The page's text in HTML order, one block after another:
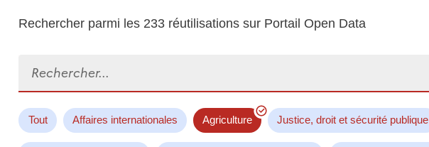
Rechercher parmi les 233 réutilisations sur Portail Open Data
Tout Affaires internationales Agriculture Justice, droit et sécurité publique